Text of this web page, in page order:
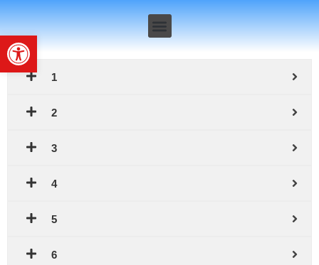
Deschide bara de unelte
1
2
3
4
5
6